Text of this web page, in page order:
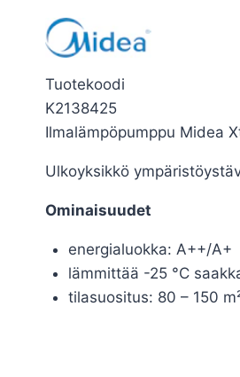
Tuotekoodi
K2138425
Ilmalämpöpumppu Midea
Ulkoyksikkö
Ominaisuudet
energialuokka: A++/A+
lämmittää -25 °C
tilasuositus: 80 – 150